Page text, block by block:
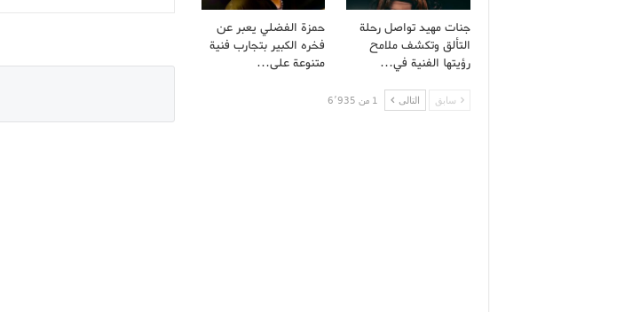
جنات مهيد تواصل رحلة
التألق وتكشف ملامح
رؤيتها الفنية في…
حمزة الفضلي يعبر عن
فخره الكبير بتجارب فنية
متنوعة على…
سابق التالى 1 من 6٬935